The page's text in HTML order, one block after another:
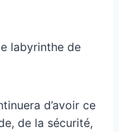
labyrinthe de
d’avoir ce
de la sécurité,